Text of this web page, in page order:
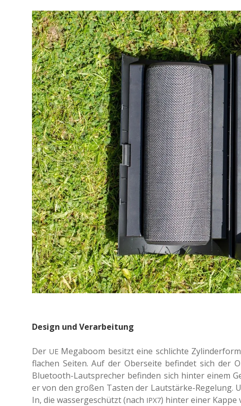
Design und Verarbeitung
Der UEMega­boom besitzt eine schlich­te
fla­chen Seiten. Auf der Ober­sei­te befin­det sich der
Blue­tooth-Laut­spre­cher befin­den sich hinter einem
er von den großen Tasten der Laut­stär­ke-Rege­lung.
In, die was­ser­ge­schützt (nach IPX7) hinter einer Kappe